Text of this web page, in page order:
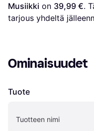
Musiikki on 39,99 €.
tarjous yhdeltä
Ominaisuudet
Tuote
Tuotteen nimi